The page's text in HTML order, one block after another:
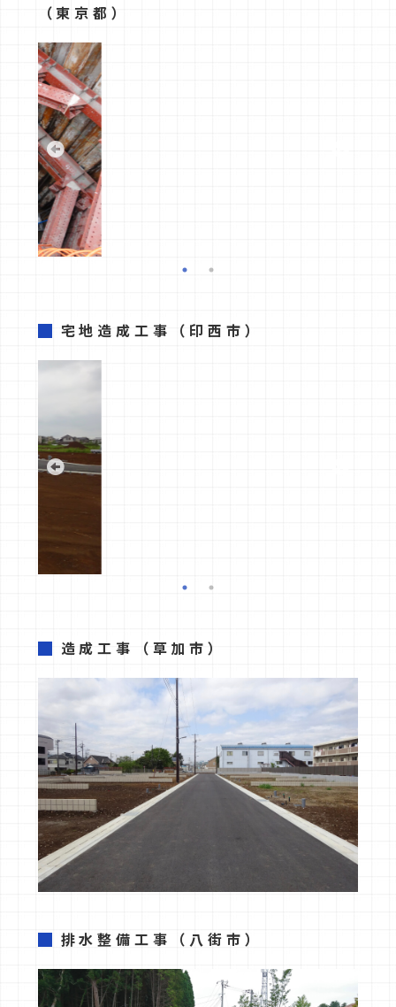
（東京都）
宅地造成工事 （印西市）
造成工事 （草加市）
排水整備工事 （八街市）